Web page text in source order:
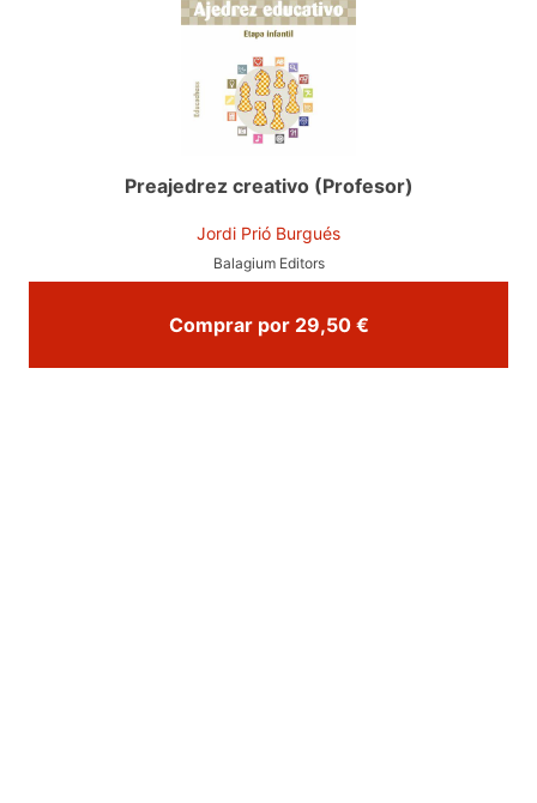
Preajedrez creativo (Profesor)
Jordi Prió Burgués
Balagium Editors
Comprar por 29,50 €